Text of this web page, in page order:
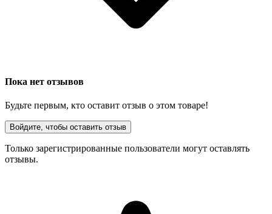
Пока нет отзывов
Будьте первым, кто оставит отзыв о этом товаре!
Войдите, чтобы оставить отзыв
Только зарегистрированные пользователи могут оставлять
отзывы.